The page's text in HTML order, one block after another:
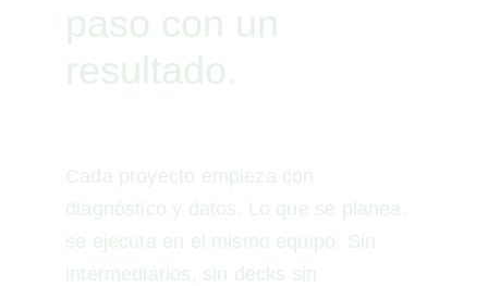
paso con un
resultado.
Cada proyecto empieza con
diagnóstico y datos. Lo que se planea,
se ejecuta en el mismo equipo. Sin
intermediarios, sin decks sin